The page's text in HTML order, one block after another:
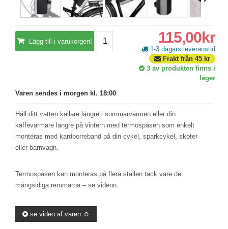
Lägg till i varukorgen! 115,00kr
1-3 dagars leveranstid
Frakt från 45kr
3av produkten finns i
lager
Varen sendes i morgen kl. 18:00
Håll ditt vatten kallare längre i sommarvärmen eller din
kaffevärmare längre på vintern med termospåsen som enkelt
monteras med kardborreband på din cykel, sparkcykel, skoter
eller barnvagn.
Termospåsen kan monteras på flera ställen tack vare de
mångsidiga remmarna – se videon.
se video af varen ☺️